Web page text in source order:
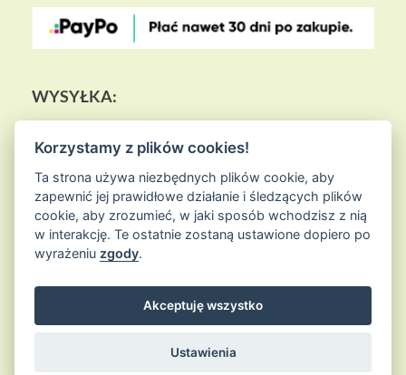
WYSYŁKA:
© 2026Sklep Ziołowa Wyspais proudly powered by
Entries (RSS) and Comments (RSS)
Korzystamy z plików cookies!
Ta strona używa niezbędnych plików cookie, aby
zapewnić jej prawidłowe działanie i śledzących plików
cookie, aby zrozumieć, w jaki sposób wchodzisz z nią
w interakcję. Te ostatnie zostaną ustawione dopiero po
wyrażeniu zgody.
Akceptuję wszystko
Ustawienia